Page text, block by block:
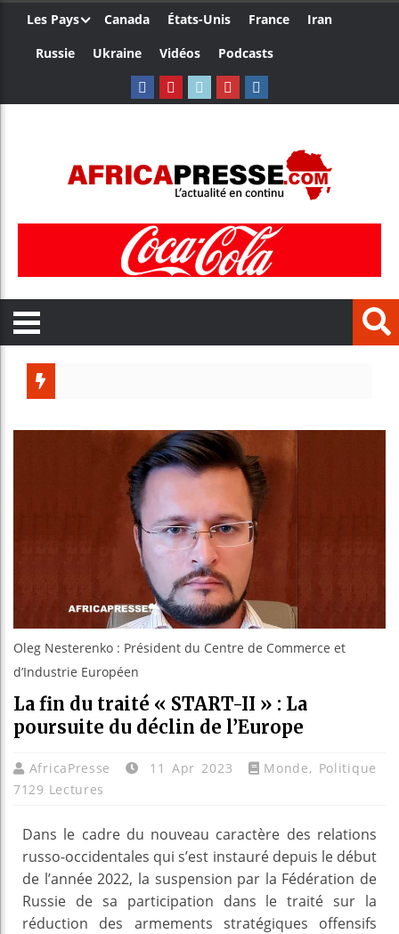
Les Pays Canada États-Unis France
Iran
Russie
Ukraine Vidéos Podcasts
Guinée : Nimba
Réforme électorale
Bénin : Patrice
Oleg Nesterenko : Président du Centre de Commerce et
d’Industrie Européen
La fin du traité « START-II » : La
poursuite du déclin de l’Europe
AfricaPresse 11 Apr 2023 Monde, Politique
7129 Lectures
Dans le cadre du nouveau caractère des relations
russo-occidentales qui s’est instauré depuis le début
de l’année 2022, la suspension par la Fédération de
Russie de sa participation dans le traité sur la
réduction des armements stratégiques offensifs